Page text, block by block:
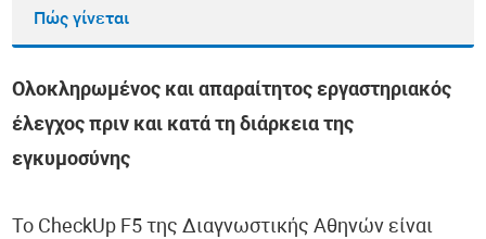
Πώς γίνεται
Ολοκληρωμένος και απαραίτητος εργαστηριακός
έλεγχος πριν και κατά τη διάρκεια της
εγκυμοσύνης
Το CheckUp F5 της Διαγνωστικής Αθηνών είναι